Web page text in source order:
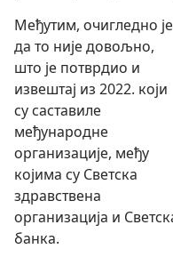
Међутим, очигледно је
да то није довољно,
што је потврдио и
извештај из 2022. који
су саставиле
међународне
организације, међу
којима су Светска
здравствена
организација и
банка.